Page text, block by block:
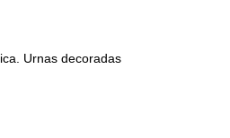
Urnas decoradas